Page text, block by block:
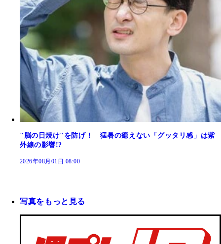
"脳の日焼け"を防げ！ 猛暑の癒えない「グッタリ感」は紫
外線の影響!?
2026年08月01日 08:00
写真をもっと見る